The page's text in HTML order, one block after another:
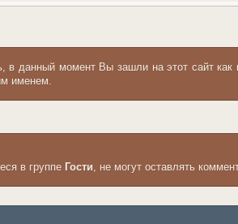
в данный момент Вы зашли на этот сайт
именем.
в группе Гости , не могут оставлять